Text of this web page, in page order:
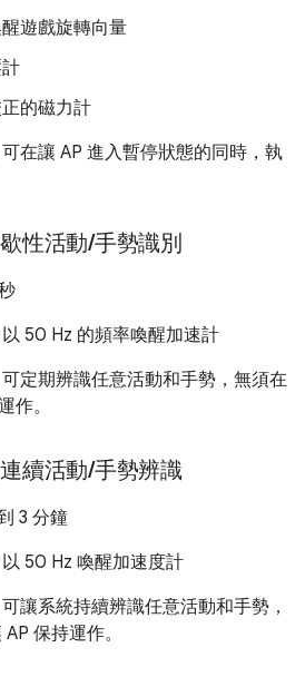
遊戲旋轉向量
的磁力計
在讓 AP 進入暫停狀態的同時，執
性活動/手勢識別
50 Hz 的頻率喚醒加速計
定期辨識任意活動和手勢，無須在
作。
續活動/手勢辨識
3 分鐘
50 Hz 喚醒加速度計
讓系統持續辨識任意活動和手勢，
保持運作。